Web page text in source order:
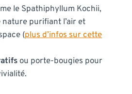
le Spathiphyllum Kochii,
purifiant l’air et
(plus d’infos sur cette
ou porte-bougies pour